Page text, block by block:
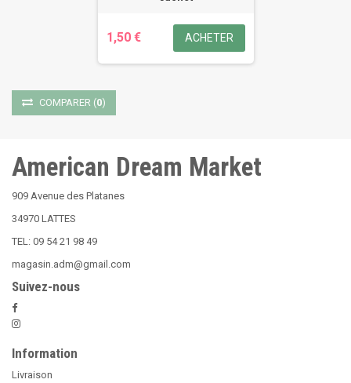
1,50 € ACHETER
COMPARER (0)
American Dream Market
909 Avenue des Platanes
34970 LATTES
TEL: 09 54 21 98 49
magasin.adm@gmail.com
Suivez-nous
Information
Livraison